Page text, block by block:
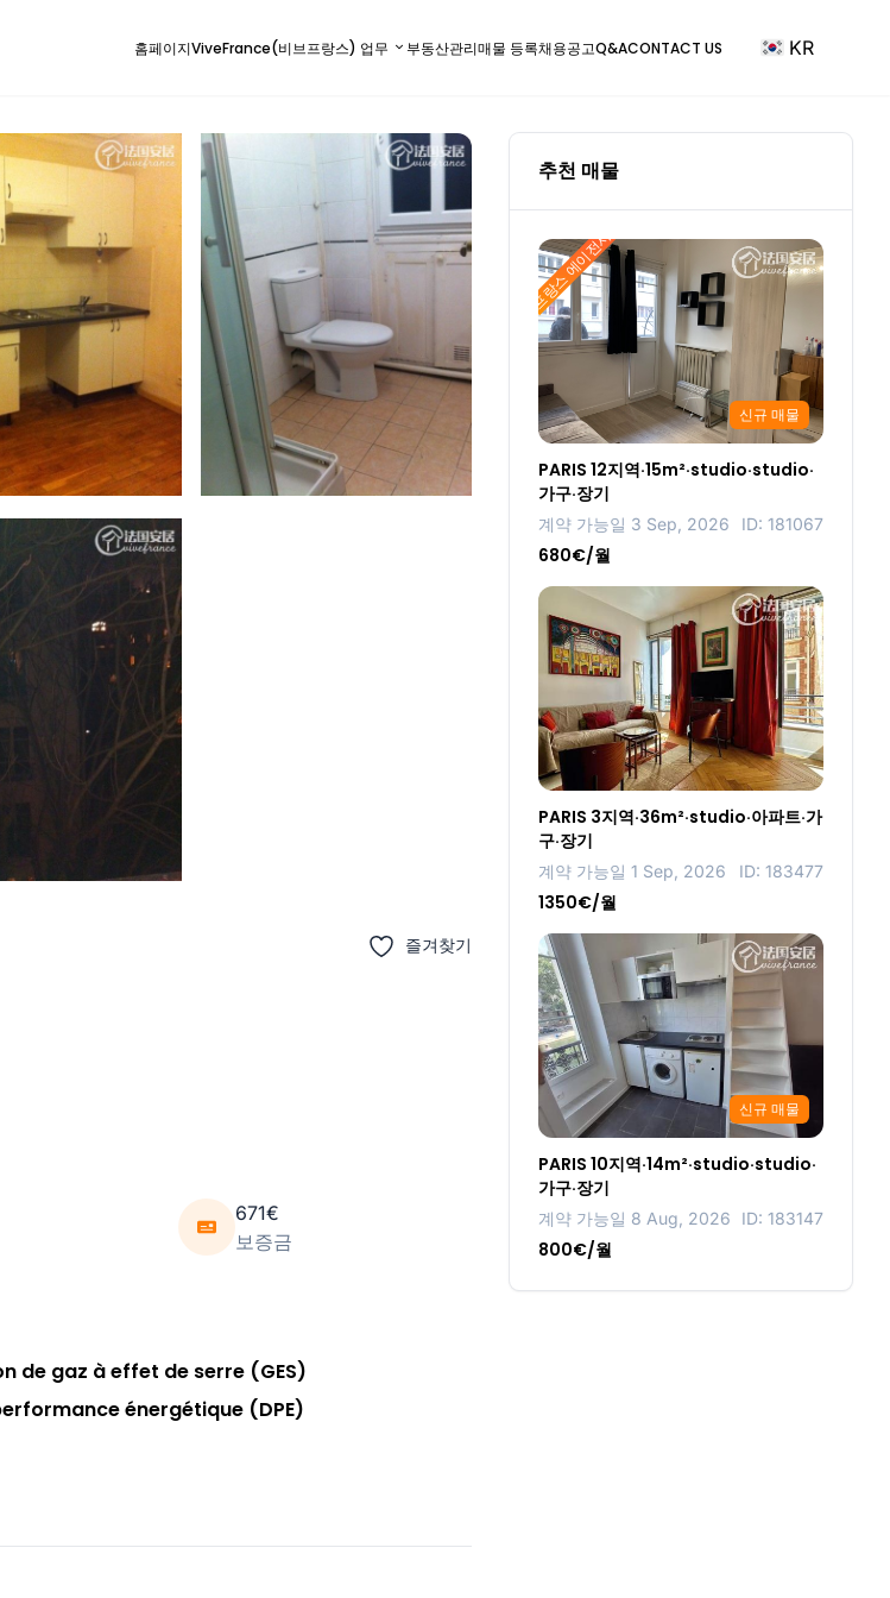
홈페이지ViveFrance(비브프랑스) 업무 부동산관리매물 등록채용공고Q&ACONTACT US KR
즐겨찾기
671€
보증금
de gaz à effet de serre (GES)
énergétique (DPE)
추천 매물
프랑스 에이전시
신규 매물
PARIS 12지역·15m²·studio·studio·
가구·장기
계약 가능일 3 Sep, 2026 ID: 181067
680€/월
PARIS 3지역·36m²·studio·아파트·가
구·장기
계약 가능일 1 Sep, 2026 ID: 183477
1350€/월
신규 매물
PARIS 10지역·14m²·studio·studio·
가구·장기
계약 가능일 8 Aug, 2026 ID: 183147
800€/월